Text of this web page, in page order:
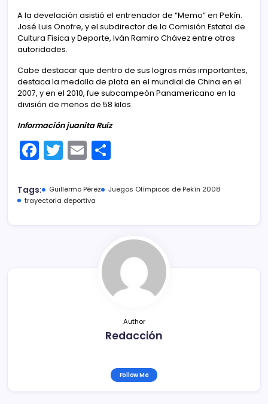
A la develación asistió el entrenador de “Memo” en Pekín.
José Luis Onofre, y el subdirector de la Comisión Estatal de
Cultura Física y Deporte, Iván Ramiro Chávez entre otras
autoridades.
Cabe destacar que dentro de sus logros más importantes,
destaca la medalla de plata en el mundial de China en el
2007, y en el 2010, fue subcampeón Panamericano en la
división de menos de 58 kilos.
Información juanita Ruíz
F
a
c
e
T
w
itt
er
E
m
ai
l
m
tir
Tags: Guillermo Pérez
Juegos Olímpicos de Pekín 2008
trayectoria deportiva
Author
Redacción
Follow Me